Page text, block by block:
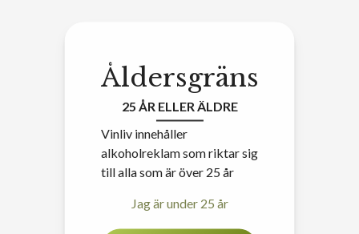
Åldersgräns
25 ÅR ELLER ÄLDRE
Vinliv innehåller
alkoholreklam som riktar sig
till alla som är över 25 år
Jag är under 25 år